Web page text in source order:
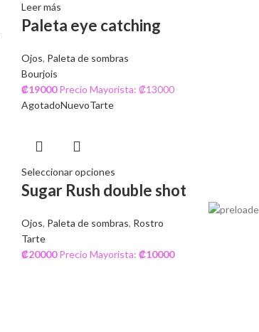
Leer más
Paleta eye catching
Ojos, Paleta de sombras
Bourjois
₡19000 Precio Mayorista: ₡13000
AgotadoNuevoTarte
Seleccionar opciones
Sugar Rush double shot
Ojos, Paleta de sombras, Rostro
Tarte
₡20000 Precio Mayorista: ₡10000